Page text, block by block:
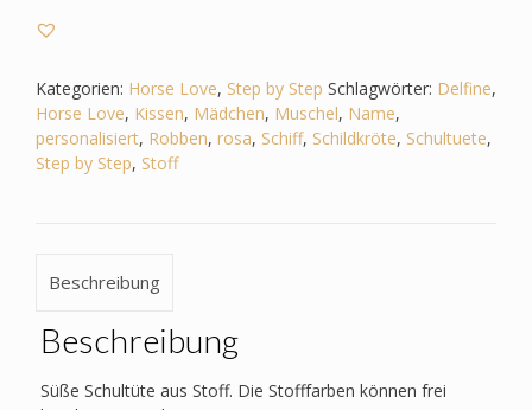
Step
Horse
Love
-
Unterwasser
Schiff-
Menge
Kategorien: Horse Love, Step by Step Schlagwörter: Delfine,
Horse Love, Kissen, Mädchen, Muschel, Name,
personalisiert, Robben, rosa, Schiff, Schildkröte, Schultuete,
Step by Step, Stoff
Beschreibung
Beschreibung
Süße Schultüte aus Stoff. Die Stofffarben können frei